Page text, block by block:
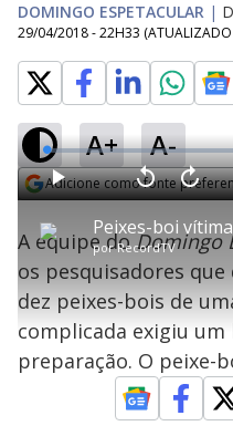
DOMINGO ESPETACULAR |
29/04/2018 - 22H33 (ATUALIZADO
A+ A-
Adicione como fonte
l
porRecordTV
P V
t
a
r
0
e
g
n
d
o
s
A
n
ç
a
s
e
u
n
d
o
s
L
o
a
d
e
:
1
.
3
0
%
A equipe doDomingo
os pesquisadores
dez peixes-bois de
complicada exigiu
preparação. O peixe-